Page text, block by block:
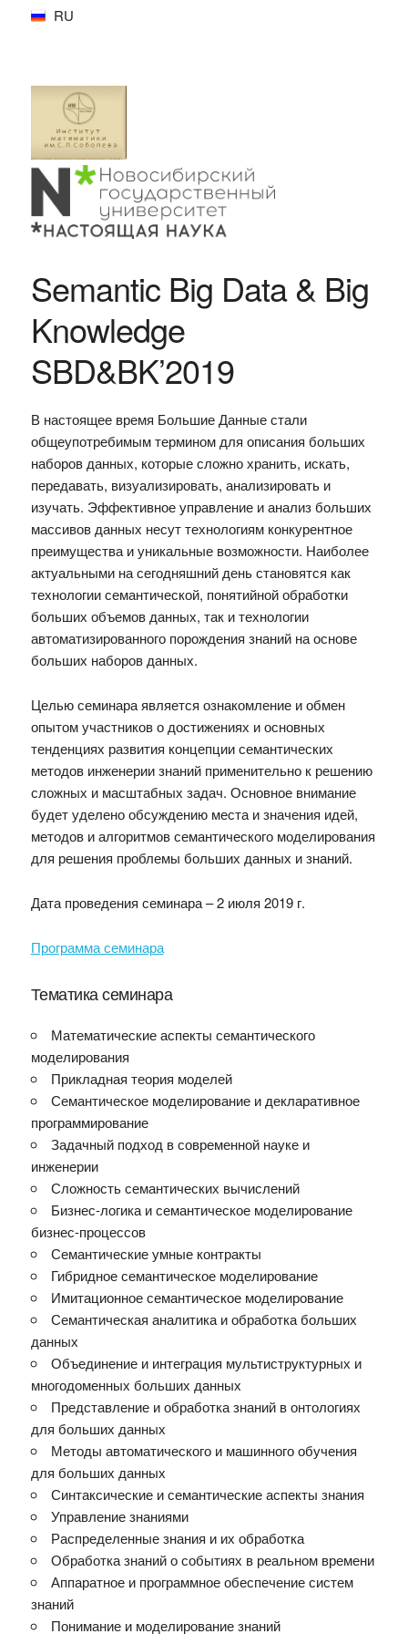
RU
Semantic Big Data & Big
Knowledge
SBD&BK’2019
В настоящее время Большие Данные стали
общеупотребимым термином для описания больших
наборов данных, которые сложно хранить, искать,
передавать, визуализировать, анализировать и
изучать. Эффективное управление и анализ больших
массивов данных несут технологиям конкурентное
преимущества и уникальные возможности. Наиболее
актуальными на сегодняшний день становятся как
технологии семантической, понятийной обработки
больших объемов данных, так и технологии
автоматизированного порождения знаний на основе
больших наборов данных.
Целью семинара является ознакомление и обмен
опытом участников о достижениях и основных
тенденциях развития концепции семантических
методов инженерии знаний применительно к решению
сложных и масштабных задач. Основное внимание
будет уделено обсуждению места и значения идей,
методов и алгоритмов семантического моделирования
для решения проблемы больших данных и знаний.
Дата проведения семинара – 2 июля 2019 г.
Программа семинара
Тематика семинара
Математические аспекты семантического
моделирования
Прикладная теория моделей
Семантическое моделирование и декларативное
программирование
Задачный подход в современной науке и
инженерии
Сложность семантических вычислений
Бизнес-логика и семантическое моделирование
бизнес-процессов
Семантические умные контракты
Гибридное семантическое моделирование
Имитационное семантическое моделирование
Семантическая аналитика и обработка больших
данных
Объединение и интеграция мультиструктурных и
многодоменных больших данных
Представление и обработка знаний в онтологиях
для больших данных
Методы автоматического и машинного обучения
для больших данных
Синтаксические и семантические аспекты знания
Управление знаниями
Распределенные знания и их обработка
Обработка знаний о событиях в реальном времени
Аппаратное и программное обеспечение систем
знаний
Понимание и моделирование знаний